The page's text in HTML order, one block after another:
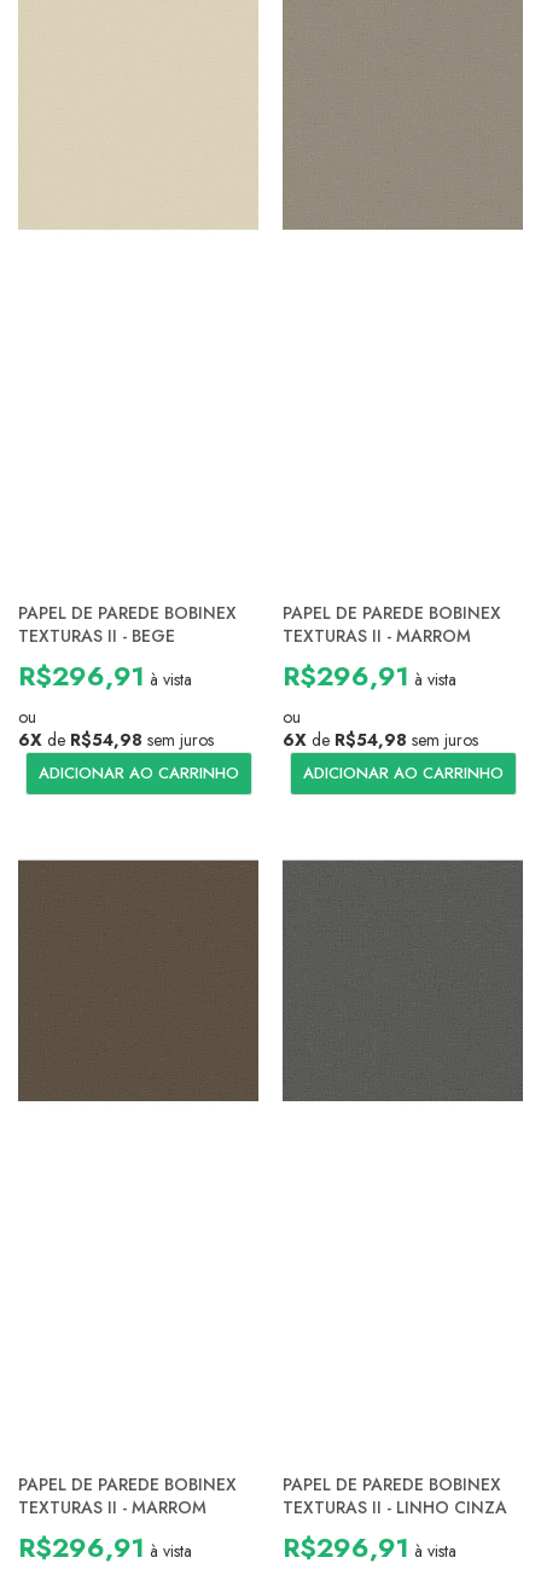
PAPEL DE PAREDE BOBINEX
TEXTURAS II - BEGE
R$296,91 à vista
ou
6X de R$54,98 sem juros
ADICIONAR AO CARRINHO
PAPEL DE PAREDE BOBINEX
TEXTURAS II - MARROM
R$296,91 à vista
ou
6X de R$54,98 sem juros
ADICIONAR AO CARRINHO
PAPEL DE PAREDE BOBINEX
TEXTURAS II - MARROM
R$296,91 à vista
PAPEL DE PAREDE BOBINEX
TEXTURAS II - LINHO CINZA
R$296,91 à vista